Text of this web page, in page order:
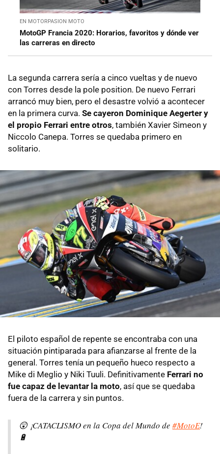
EN MOTORPASION MOTO
MotoGP Francia 2020: Horarios, favoritos y dónde ver
las carreras en directo
La segunda carrera sería a cinco vueltas y de nuevo
con Torres desde la pole position. De nuevo Ferrari
arrancó muy bien, pero el desastre volvió a acontecer
en la primera curva. Se cayeron Dominique Aegerter y
el propio Ferrari entre otros, también Xavier Simeon y
Niccolo Canepa. Torres se quedaba primero en
solitario.
El piloto español de repente se encontraba con una
situación pintiparada para afianzarse al frente de la
general. Torres tenía un pequeño hueco respecto a
Mike di Meglio y Niki Tuuli. Definitivamente Ferrari no
fue capaz de levantar la moto, así que se quedaba
fuera de la carrera y sin puntos.
😲 ¡CATACLISMO en la Copa del Mundo de #MotoE!
🔋